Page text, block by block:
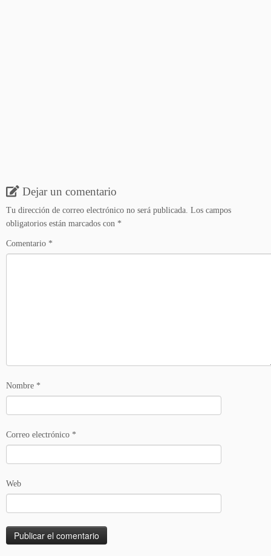
Dejar un comentario
Tu dirección de correo electrónico no será publicada. Los campos
obligatorios están marcados con *
Comentario *
Nombre *
Correo electrónico *
Web